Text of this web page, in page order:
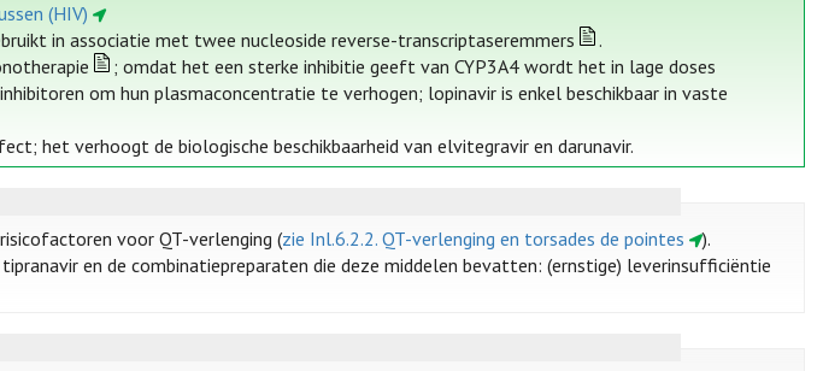
(HIV)
in associatie met twee nucleoside reverse-transcriptaseremmers
.
; omdat het een sterke inhibitie geeft van CYP3A4 wordt het in lage doses
om hun plasmaconcentratie te verhogen; lopinavir is enkel beschikbaar in vaste
het verhoogt de biologische beschikbaarheid van elvitegravir en darunavir.
voor QT-verlenging (zie Inl.6.2.2. QT-verlenging en torsades de pointes
).
tipranavir en de combinatiepreparaten die deze middelen bevatten: (ernstige) leverinsufficiëntie